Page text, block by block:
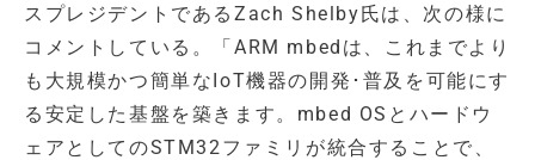
スプレジデントであるZach Shelby氏は、次の様に
コメントしている。「ARM mbedは、これまでより
も大規模かつ簡単なIoT機器の開発･普及を可能にす
る安定した基盤を築きます。mbed OSとハードウ
ェアとしてのSTM32ファミリが統合することで、